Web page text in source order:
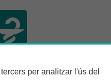
per analitzar l'ús del